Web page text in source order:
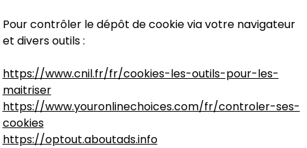
Pour contrôler le dépôt de cookie via votre navigateur
et divers outils :
https://www.cnil.fr/fr/cookies-les-outils-pour-les-
maitriser
https://www.youronlinechoices.com/fr/controler-ses-
cookies
https://optout.aboutads.info